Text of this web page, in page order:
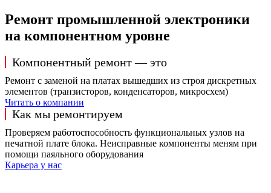
Ремонт промышленной электроники
на компонентном уровне
Компонентный ремонт — это
Ремонт с заменой на платах вышедших из строя дискретных
элементов (транзисторов, конденсаторов, микросхем)
Читать о компании
Как мы ремонтируем
Проверяем работоспособность функциональных узлов на
печатной плате блока. Неисправные компоненты меням при
помощи паяльного оборудования
Карьера у нас